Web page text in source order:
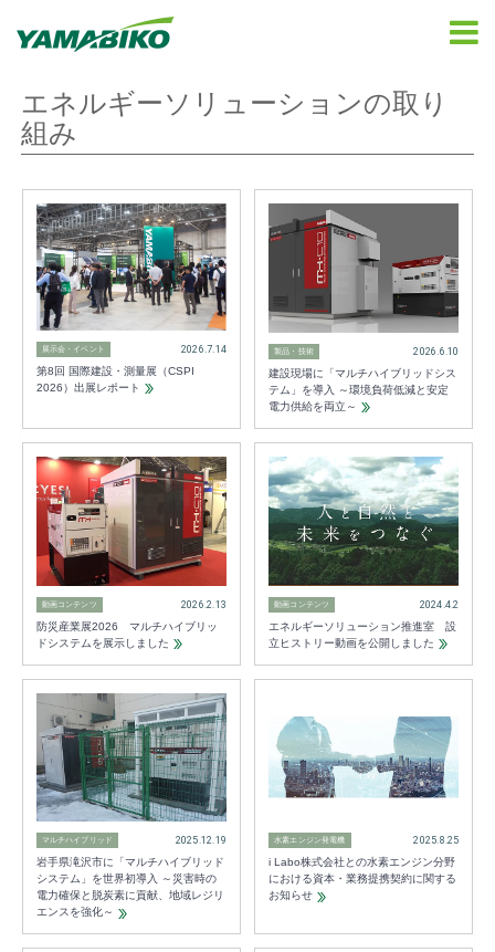
エネルギーソリューションの取り
組み
展示会・イベント 2026.7.14
第8回 国際建設・測量展（CSPI
2026）出展レポート
製品・技術 2026.6.10
建設現場に「マルチハイブリッドシス
テム」を導入 ～環境負荷低減と安定
電力供給を両立～
動画コンテンツ 2026.2.13
防災産業展2026 マルチハイブリッ
ドシステムを展示しました
動画コンテンツ 2024.4.2
エネルギーソリューション推進室 設
立ヒストリー動画を公開しました
マルチハイブリッド 2025.12.19
岩手県滝沢市に「マルチハイブリッド
システム」を世界初導入 ～災害時の
電力確保と脱炭素に貢献、地域レジリ
エンスを強化～
水素エンジン発電機 2025.8.25
i Labo株式会社との水素エンジン分野
における資本・業務提携契約に関する
お知らせ